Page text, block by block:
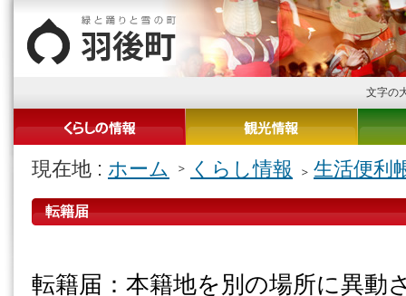
文字の
現在地 : ホーム くらし情報 生活便利
転籍届
転籍届：本籍地を別の場所に異動